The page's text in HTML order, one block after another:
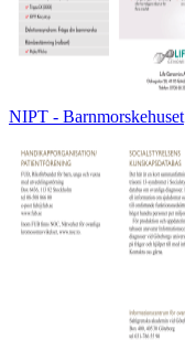
NIPT - Barnmorskehuset